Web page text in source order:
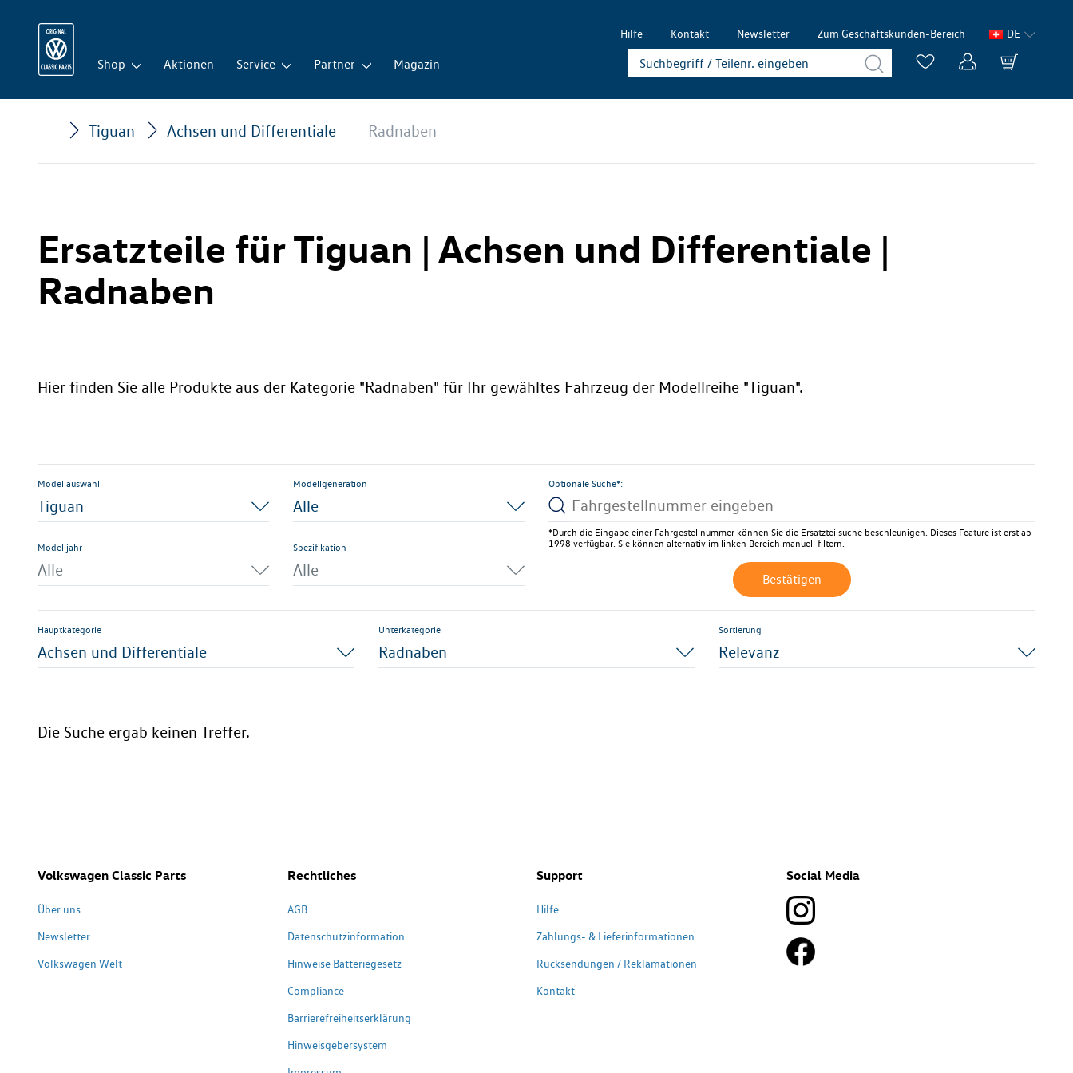
Hilfe Kontakt Newsletter Zum Geschäftskunden-Bereich DE
Shop Aktionen Service Partner Magazin
Tiguan Achsen und Differentiale Radnaben
Ersatzteile für Tiguan | Achsen und Differentiale |
Radnaben
Hier finden Sie alle Produkte aus der Kategorie "Radnaben" für Ihr gewähltes Fahrzeug der Modellreihe "Tiguan".
Modellauswahl
Tiguan
Modellgeneration
Alle
Modelljahr
Alle
Spezifikation
Alle
Optionale Suche*:
*Durch die Eingabe einer Fahrgestellnummer können Sie die Ersatzteilsuche beschleunigen. Dieses Feature ist erst ab
1998 verfügbar. Sie können alternativ im linken Bereich manuell filtern.
Bestätigen
Hauptkategorie
Achsen und Differentiale
Unterkategorie
Radnaben
Sortierung
Relevanz
Die Suche ergab keinen Treffer.
Volkswagen Classic Parts
Über uns
Newsletter
Volkswagen Welt
Rechtliches
AGB
Datenschutzinformation
Hinweise Batteriegesetz
Compliance
Barrierefreiheitserklärung
Hinweisgebersystem
Support
Hilfe
Zahlungs- & Lieferinformationen
Rücksendungen / Reklamationen
Kontakt
Social Media